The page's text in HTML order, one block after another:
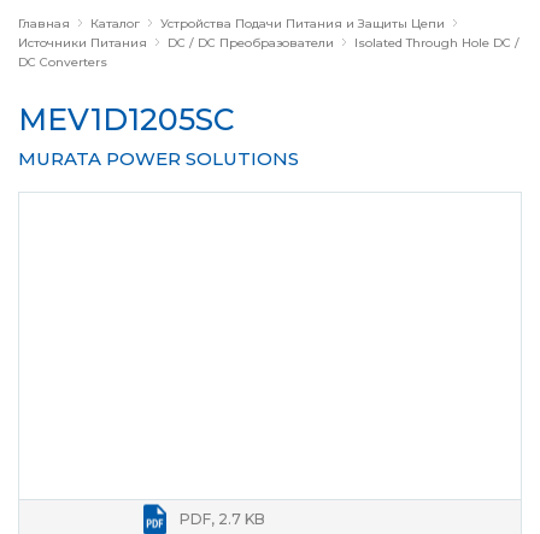
Главная Каталог
Устройства Подачи Питания и Защиты Цепи
Источники Питания
DC / DC Преобразователи
Isolated Through Hole DC /
DC Converters
MEV1D1205SC
MURATA POWER SOLUTIONS
PDF, 2.7 KB
Оборудование